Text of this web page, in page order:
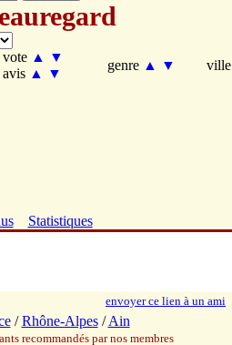
vote ▲
▼
avis ▲ ▼
genre ▲ ▼ ville
Statistiques
envoyer ce lien à un ami
/Rhône-Alpes/Ain
recommandés par nos membres